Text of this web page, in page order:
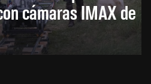
cámaras IMAX de